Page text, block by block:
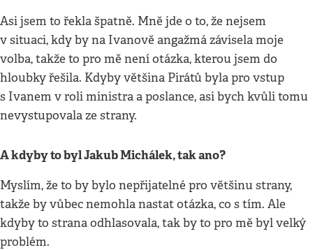
Asi jsem to řekla špatně. Mně jde o to, že nejsem
v situaci, kdy by na Ivanově angažmá závisela moje
volba, takže to pro mě není otázka, kterou jsem do
hloubky řešila. Kdyby většina Pirátů byla pro vstup
s Ivanem v roli ministra a poslance, asi bych kvůli tomu
nevystupovala ze strany.
A kdyby to byl Jakub Michálek, tak ano?
Myslím, že to by bylo nepřijatelné pro většinu strany,
takže by vůbec nemohla nastat otázka, co s tím. Ale
kdyby to strana odhlasovala, tak by to pro mě byl velký
problém.